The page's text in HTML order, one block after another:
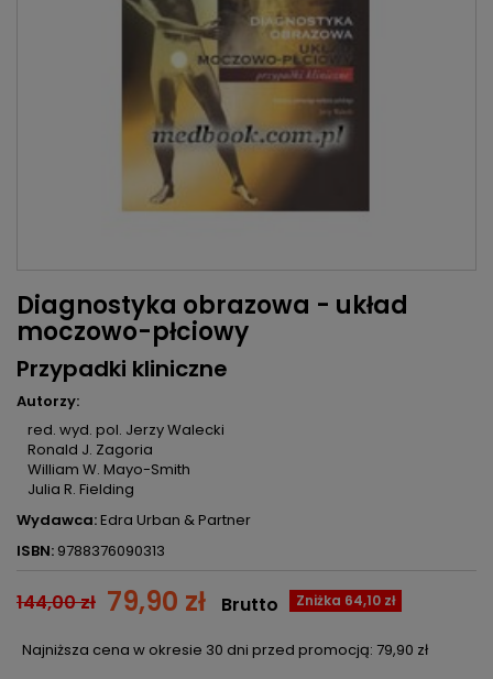
Diagnostyka obrazowa - układ
moczowo-płciowy
Przypadki kliniczne
Autorzy:
red. wyd. pol. Jerzy Walecki
Ronald J. Zagoria
William W. Mayo-Smith
Julia R. Fielding
Wydawca:Edra Urban & Partner
ISBN: 9788376090313
144,00 zł 79,90 zł Zniżka 64,10 zł
Brutto
Najniższa cena w okresie 30 dni przed promocją: 79,90 zł